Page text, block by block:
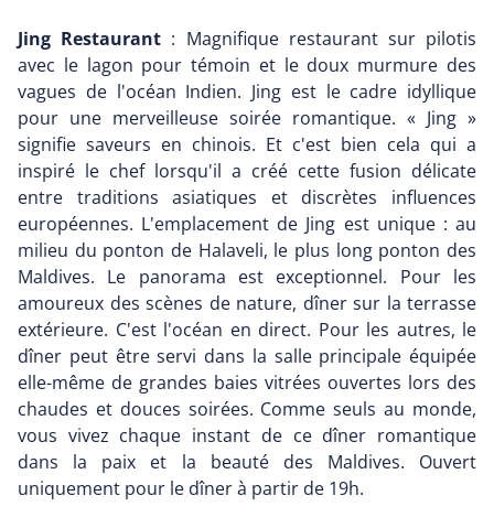
Jing Restaurant : Magnifique restaurant sur pilotis
avec le lagon pour témoin et le doux murmure des
vagues de l'océan Indien. Jing est le cadre idyllique
pour une merveilleuse soirée romantique. « Jing »
signifie saveurs en chinois. Et c'est bien cela qui a
inspiré le chef lorsqu'il a créé cette fusion délicate
entre traditions asiatiques et discrètes influences
européennes. L'emplacement de Jing est unique : au
milieu du ponton de Halaveli, le plus long ponton des
Maldives. Le panorama est exceptionnel. Pour les
amoureux des scènes de nature, dîner sur la terrasse
extérieure. C'est l'océan en direct. Pour les autres, le
dîner peut être servi dans la salle principale équipée
elle-même de grandes baies vitrées ouvertes lors des
chaudes et douces soirées. Comme seuls au monde,
vous vivez chaque instant de ce dîner romantique
dans la paix et la beauté des Maldives. Ouvert
uniquement pour le dîner à partir de 19h.